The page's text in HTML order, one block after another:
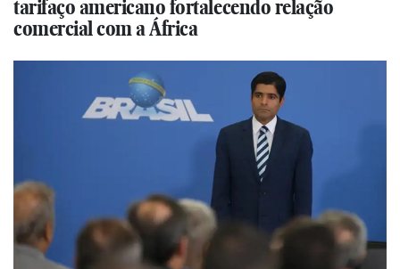
tarifaço americano fortalecendo relação
comercial com a África